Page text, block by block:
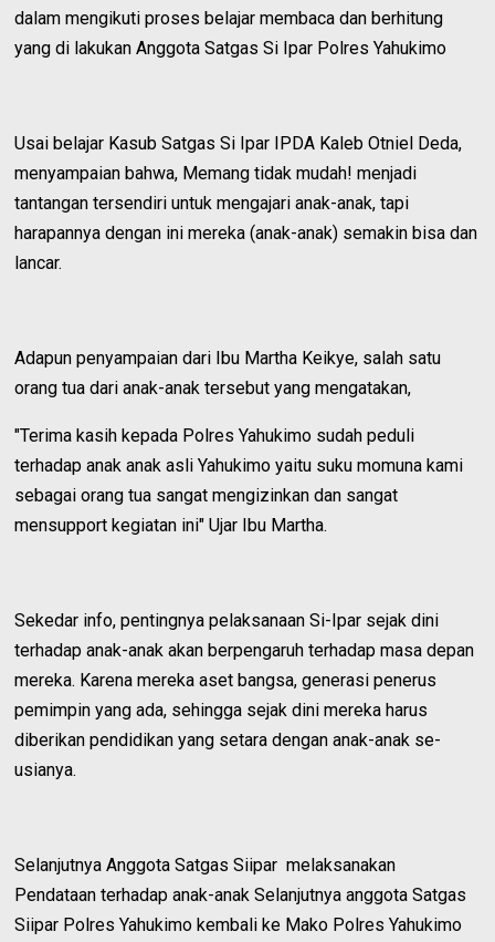
dalam mengikuti proses belajar membaca dan berhitung
yang di lakukan Anggota Satgas Si Ipar Polres Yahukimo
Usai belajar Kasub Satgas Si Ipar IPDA Kaleb Otniel Deda,
menyampaian bahwa, Memang tidak mudah! menjadi
tantangan tersendiri untuk mengajari anak-anak, tapi
harapannya dengan ini mereka (anak-anak) semakin bisa dan
lancar.
Adapun penyampaian dari Ibu Martha Keikye, salah satu
orang tua dari anak-anak tersebut yang mengatakan,
"Terima kasih kepada Polres Yahukimo sudah peduli
terhadap anak anak asli Yahukimo yaitu suku momuna kami
sebagai orang tua sangat mengizinkan dan sangat
mensupport kegiatan ini" Ujar Ibu Martha.
Sekedar info, pentingnya pelaksanaan Si-Ipar sejak dini
terhadap anak-anak akan berpengaruh terhadap masa depan
mereka. Karena mereka aset bangsa, generasi penerus
pemimpin yang ada, sehingga sejak dini mereka harus
diberikan pendidikan yang setara dengan anak-anak se-
usianya.
Selanjutnya Anggota Satgas Siipar melaksanakan
Pendataan terhadap anak-anak Selanjutnya anggota Satgas
Siipar Polres Yahukimo kembali ke Mako Polres Yahukimo